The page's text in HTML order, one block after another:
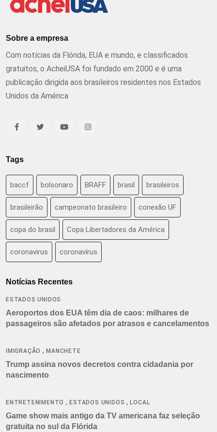
Sobre a empresa
Com notícias da Flórida, EUA e mundo, e classificados
gratuitos, o AcheiUSA foi fundado em 2000 e é uma
publicação dirigida aos brasileiros residentes nos Estados
Unidos da América
Tags
baccf bolsonaro BRAFF brasil brasileiros
brasileirão campeonato brasileiro conexão UF
copa do brasil Copa Libertadores da América
coronavirus coronavírus
Notícias Recentes
ESTADOS UNIDOS
Aeroportos dos EUA têm dia de caos: milhares de
passageiros são afetados por atrasos e cancelamentos
IMIGRAÇÃO ,MANCHETE
Trump assina novos decretos contra cidadania por
nascimento
ENTRETENIMENTO ,ESTADOS UNIDOS ,LOCAL
Game show mais antigo da TV americana faz seleção
gratuita no sul da Flórida